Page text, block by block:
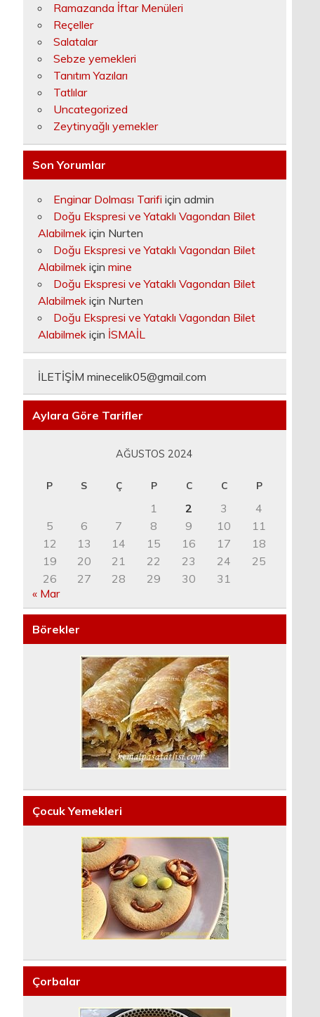
Ramazanda İftar Menüleri
Reçeller
Salatalar
Sebze yemekleri
Tanıtım Yazıları
Tatlılar
Uncategorized
Zeytinyağlı yemekler
Son Yorumlar
Enginar Dolması Tarifi içinadmin
Doğu Ekspresi ve Yataklı Vagondan Bilet
Alabilmek için Nurten
Doğu Ekspresi ve Yataklı Vagondan Bilet
Alabilmek içinmine
Doğu Ekspresi ve Yataklı Vagondan Bilet
Alabilmek için Nurten
Doğu Ekspresi ve Yataklı Vagondan Bilet
Alabilmek için İSMAİL
İLETİŞİMminecelik05@gmail.com
Aylara Göre Tarifler
AĞUSTOS 2024
P S Ç P C C P
1 2 3
4
5
6 7 8 9 10
11
12
13 14 15 16 17
18
19
20 21 22 23 24
25
26
27 28 29 30
31
« Mar
Börekler
Çocuk Yemekleri
Çorbalar